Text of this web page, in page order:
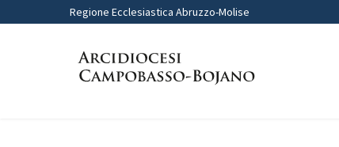
Regione Ecclesiastica Abruzzo-Molise